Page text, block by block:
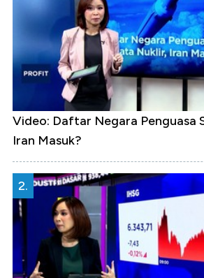
Video: Daftar Negara Penguasa
Iran Masuk?
2.